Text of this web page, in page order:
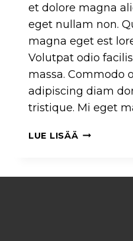
et dolore magna
eget nullam non.
magna eget est
Volutpat odio
massa. Commodo
adipiscing diam
tristique. Mi eget
LUE LISÄÄ PORTTITOR